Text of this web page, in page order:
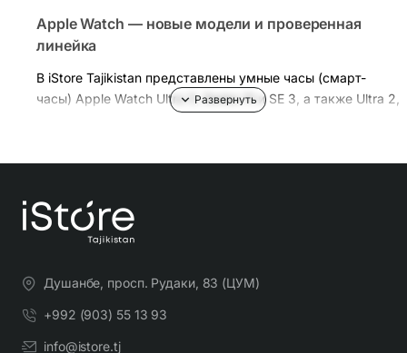
Apple Watch — новые модели и проверенная
линейка
В iStore Tajikistan представлены умные часы (смарт-
часы) Apple Watch Ultra 3, Series 11 и SE 3, а также Ultra 2,
уведомления и тренировки. Доставка по Душанбе
Как выбрать Apple Watch
Выбирайте размер корпуса по запястью и
читаемости экрана.
Душанбе, просп. Рудаки, 83 (ЦУМ)
+992 (903) 55 13 93
info@istore.tj